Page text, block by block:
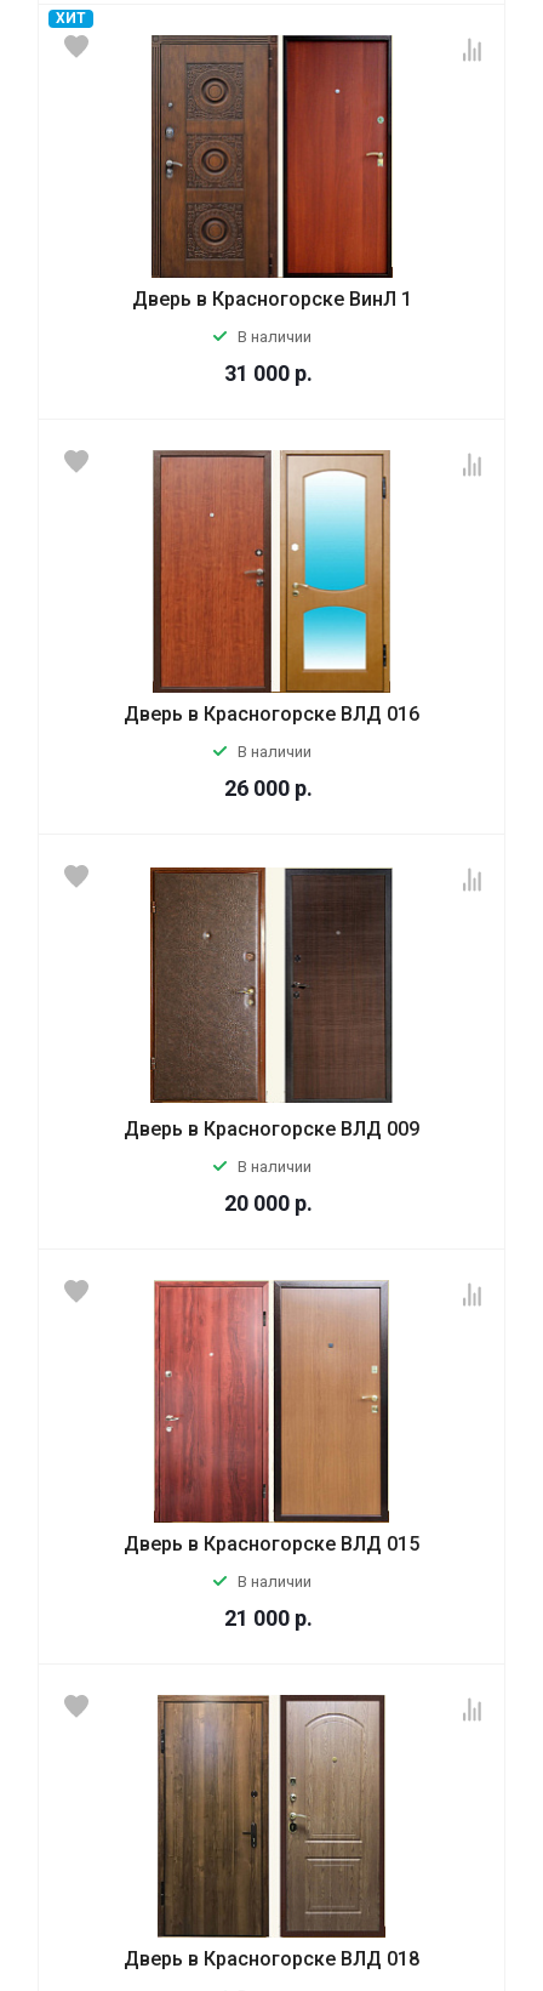
ХИТ
Дверь в Красногорске ВинЛ 1
В наличии
31 000 р.
Дверь в Красногорске ВЛД 016
В наличии
26 000 р.
Дверь в Красногорске ВЛД 009
В наличии
20 000 р.
Дверь в Красногорске ВЛД 015
В наличии
21 000 р.
Дверь в Красногорске ВЛД 018